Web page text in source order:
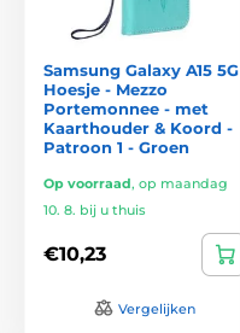
Samsung Galaxy A15 5G
Hoesje - Mezzo
Portemonnee - met
Kaarthouder & Koord -
Patroon 1 - Groen
Op voorraad, op maandag
10. 8. bij u thuis
€10,23
Vergelijken